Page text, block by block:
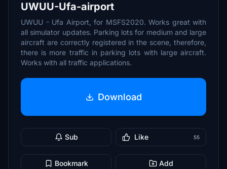
UWUU-Ufa-airport
UWUU - Ufa Airport, for MSFS2020. Works great with
all simulator updates. Parking lots for medium and large
aircraft are correctly registered in the scene, therefore,
there is more traffic in parking lots with large aircraft.
Works with all traffic applications.
Download
Sub Like 55
Bookmark Add